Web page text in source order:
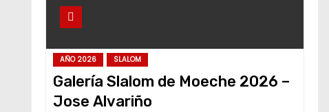
AÑO 2026 SLALOM
Galería Slalom de Moeche 2026 –
Jose Alvariño